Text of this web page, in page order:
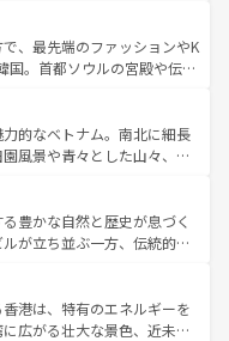
情報
しい。
ており、サーフィンやダイ
トドア好きにはたまらな
力を存分に味わいつくそ
台湾東部など、都市の喧騒
、訪れる人に新しい発見と
、奥深い台湾の食文化も魅
ど、バラエティ豊かな料理
の台湾情報は コンテンツ一覧を参
、最先端のファッションやK
国。首都ソウルの宮殿や伝統
々の自然美を楽しむことが
、絶品のストリートフード
っている。夜には、韓国な
多彩な魅力を心ゆくまで味
い。 なお、新着の韓国情報はコンテンツ一
的なベトナム。南北に細長
風景や青々とした山々、世
。ハノイの古い町並みやホ
の建物も、独特の雰囲気を
ティの豊かさとおいしさで
トナムコーヒーなどは、ぜ
を訪れてもあたたかい人々
きっと忘れられない旅にな
豊かな自然と歴史が息づく
が立ち並ぶ一方、伝統的な
はチェンマイなどの山岳地
プーケットやクラビの美し
むことができる。タイ料理
港は、特有のエネルギーを
広がる壮大な景色、近未来